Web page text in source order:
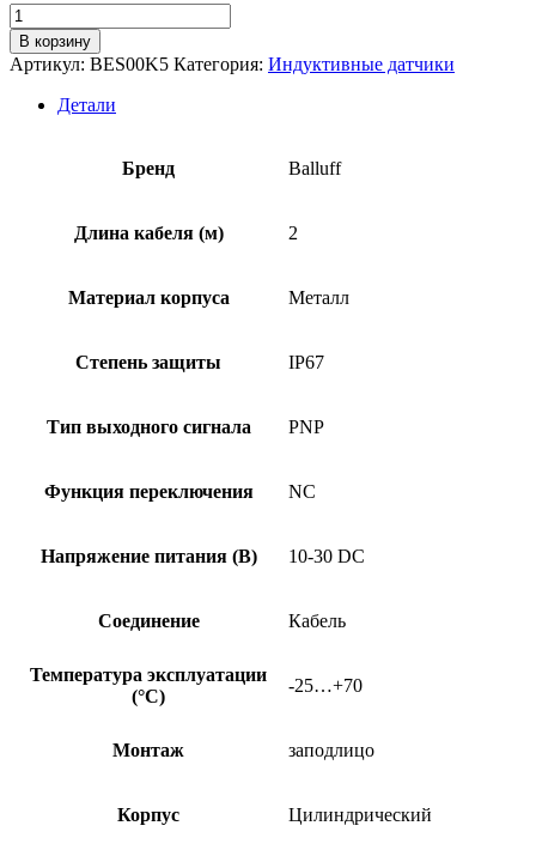
Количество
товара
Индуктивный
датчик
Balluff
В корзину
Артикул: BES00K5 Категория: Индуктивные датчики
Детали
Бренд Balluff
Длина кабеля (м) 2
Материал корпуса Металл
Степень защиты IP67
Тип выходного сигнала PNP
Функция переключения NC
Напряжение питания (В) 10-30 DC
Соединение Кабель
Температура эксплуатации
(°C)
-25…+70
Монтаж заподлицо
Корпус Цилиндрический